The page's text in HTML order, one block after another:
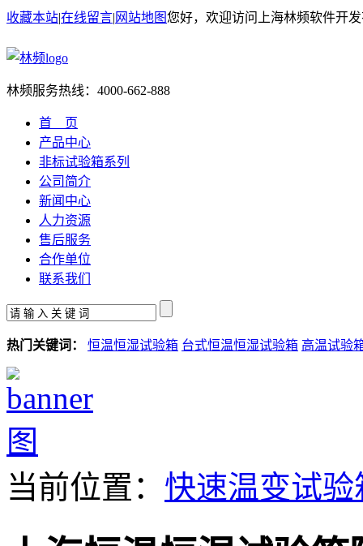
收藏本站|在线留言| 网站地图您好，欢迎访问上海林频软件开
林频服务热线： 4000-662-888
首 页
产品中心
非标试验箱系列
公司简介
新闻中心
人力资源
售后服务
合作单位
联系我们
热门关键词： 恒温恒湿试验箱 台式恒温恒湿试验箱 高温试验
当前位置： 快速温变试验